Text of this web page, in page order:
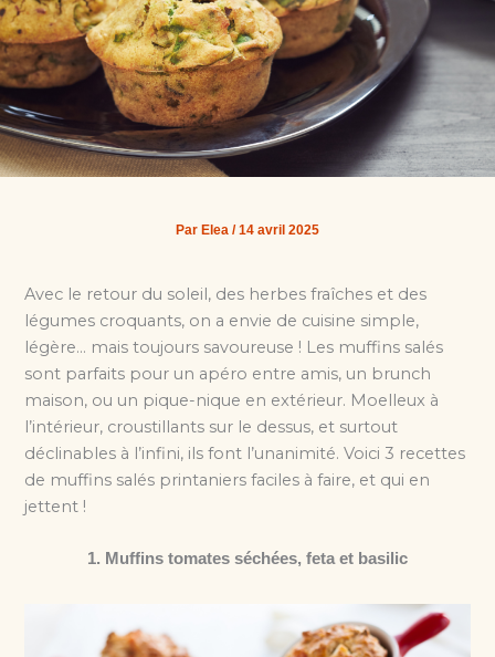
Par Elea /14 avril 2025
Avec le retour du soleil, des herbes fraîches et des
légumes croquants, on a envie de cuisine simple,
légère… mais toujours savoureuse ! Les muffins salés
sont parfaits pour un apéro entre amis, un brunch
maison, ou un pique-nique en extérieur. Moelleux à
l’intérieur, croustillants sur le dessus, et surtout
déclinables à l’infini, ils font l’unanimité. Voici 3 recettes
de muffins salés printaniers faciles à faire, et qui en
jettent !
1. Muffins tomates séchées, feta et basilic